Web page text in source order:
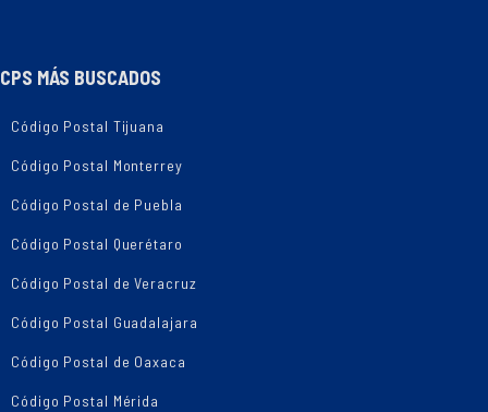
CPS MÁS BUSCADOS
Código Postal Tijuana
Código Postal Monterrey
Código Postal de Puebla
Código Postal Querétaro
Código Postal de Veracruz
Código Postal Guadalajara
Código Postal de Oaxaca
Código Postal Mérida